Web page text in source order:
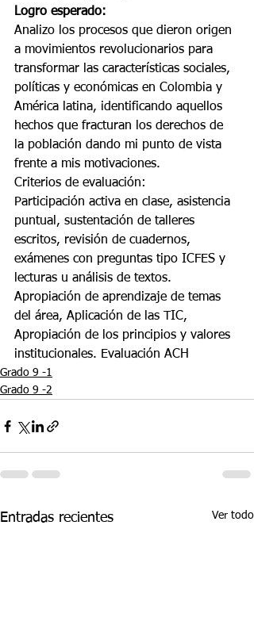
Logro esperado:
Analizo los procesos que dieron origen
a movimientos revolucionarios para
transformar las características sociales,
políticas y económicas en Colombia y
América latina, identificando aquellos
hechos que fracturan los derechos de
la población dando mi punto de vista
frente a mis motivaciones.
Criterios de evaluación:
Participación activa en clase, asistencia
puntual, sustentación de talleres
escritos, revisión de cuadernos,
exámenes con preguntas tipo ICFES y
lecturas u análisis de textos.
Apropiación de aprendizaje de temas
del área, Aplicación de las TIC,
Apropiación de los principios y valores
institucionales. Evaluación ACH
Grado 9 -1
Grado 9 -2
Entradas recientes Ver todo